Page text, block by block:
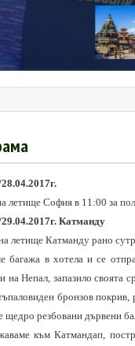
летище София в 11:00 за
29.04.2017г. Катманду
летище Катманду рано
багажа в хотелa и се
на Непал, запазило
бронзов
щедро резбовани дървени
към Катмандап,